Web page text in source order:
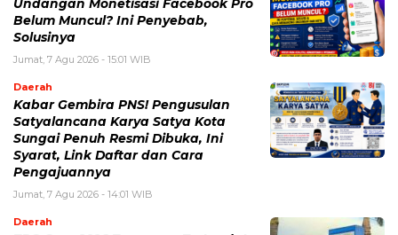
Undangan Monetisasi Facebook Pro
Belum Muncul? Ini Penyebab,
Solusinya
Jumat, 7 Agu 2026 - 15:01 WIB
Daerah
Kabar Gembira PNS! Pengusulan
Satyalancana Karya Satya Kota
Sungai Penuh Resmi Dibuka, Ini
Syarat, Link Daftar dan Cara
Pengajuannya
Jumat, 7 Agu 2026 - 14:01 WIB
Daerah